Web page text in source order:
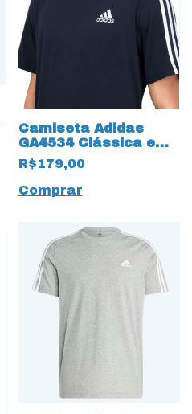
Camiseta Adidas
GA4534 Clássica em
Algodão 3 listras Azul
Marinho
R$179,00
Comprar